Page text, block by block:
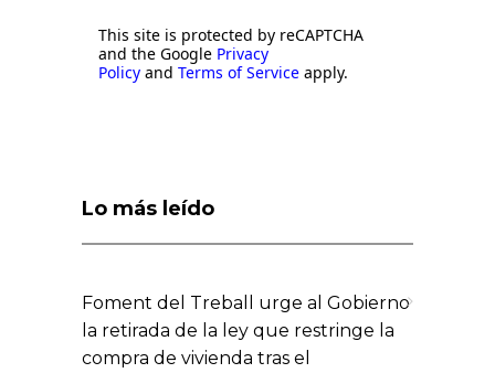
This site is protected by reCAPTCHA
and the Google Privacy
Policy and Terms of Service apply.
Lo más leído
Foment del Treball urge al Gobierno
la retirada de la ley que restringe la
compra de vivienda tras el